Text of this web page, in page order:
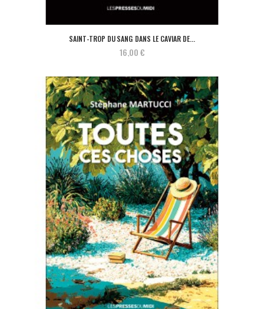
SAINT-TROP DU SANG DANS LE CAVIAR DE...
16,00 €